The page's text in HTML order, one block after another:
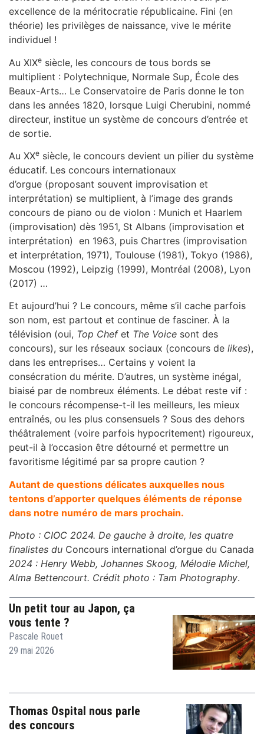
excellence de la méritocratie républicaine. Fini (en
théorie) les privilèges de naissance, vive le mérite
individuel !
Au XIXe siècle, les concours de tous bords se
multiplient : Polytechnique, Normale Sup, École des
Beaux-Arts… Le Conservatoire de Paris donne le ton
dans les années 1820, lorsque Luigi Cherubini, nommé
directeur, institue un système de concours d’entrée et
de sortie.
Au XXe siècle, le concours devient un pilier du système
éducatif. Les concours internationaux
d’orgue (proposant souvent improvisation et
interprétation) se multiplient, à l’image des grands
concours de piano ou de violon : Munich et Haarlem
(improvisation) dès 1951, St Albans (improvisation et
interprétation) en 1963, puis Chartres (improvisation
et interprétation, 1971), Toulouse (1981), Tokyo (1986),
Moscou (1992), Leipzig (1999), Montréal (2008), Lyon
(2017) …
Et aujourd’hui ? Le concours, même s’il cache parfois
son nom, est partout et continue de fasciner. À la
télévision (oui, Top Chefet The Voice sont des
concours), sur les réseaux sociaux (concours de likes),
dans les entreprises… Certains y voient la
consécration du mérite. D’autres, un système inégal,
biaisé par de nombreux éléments. Le débat reste vif :
le concours récompense-t-il les meilleurs, les mieux
entraînés, ou les plus consensuels ? Sous des dehors
théâtralement (voire parfois hypocritement) rigoureux,
peut-il à l’occasion être détourné et permettre un
favoritisme légitimé par sa propre caution ?
Autant de questions délicates auxquelles nous
tentons d’apporter quelques éléments de réponse
dans notre numéro de mars prochain.
Photo : CIOC 2024. De gauche à droite, les quatre
finalistes du Concours international d’orgue du Canada
2024 : Henry Webb, Johannes Skoog, Mélodie Michel,
Alma Bettencourt. Crédit photo : Tam Photography.
Un petit tour au Japon, ça
vous tente ?
Pascale Rouet
29 mai 2026
Thomas Ospital nous parle
des concours